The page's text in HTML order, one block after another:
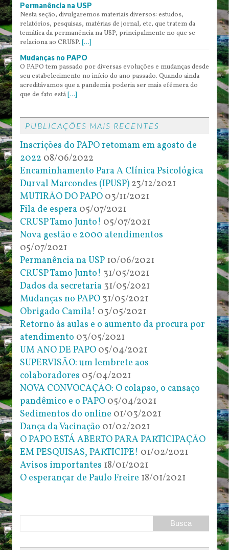
Permanência na USP
Nesta seção, divulgaremos materiais diversos: estudos,
relatórios, pesquisas, matérias de jornal, etc, que tratem da
temática da permanência na USP, principalmente no que se
relaciona ao CRUSP. [...]
Mudanças no PAPO
O PAPO tem passado por diversas evoluções e mudanças desde
seu estabelecimento no início do ano passado. Quando ainda
acreditávamos que a pandemia poderia ser mais efêmera do
que de fato está[...]
PUBLICAÇÕES MAIS RECENTES
Inscrições do PAPO retomam em agosto de
2022 08/06/2022
Encaminhamento Para A Clínica Psicológica
Durval Marcondes (IPUSP) 23/12/2021
MUTIRÃO DO PAPO 03/11/2021
Fila de espera 05/07/2021
CRUSP Tamo Junto! 05/07/2021
Nova gestão e 2000 atendimentos
05/07/2021
Permanência na USP 10/06/2021
CRUSP Tamo Junto! 31/05/2021
Dados da secretaria 31/05/2021
Mudanças no PAPO 31/05/2021
Obrigado Camila! 03/05/2021
Retorno às aulas e o aumento da procura por
atendimento 03/05/2021
UM ANO DE PAPO 05/04/2021
SUPERVISÃO: um lembrete aos
colaboradores 05/04/2021
NOVA CONVOCAÇÃO: O colapso, o cansaço
pandêmico e o PAPO 05/04/2021
Sedimentos do online 01/03/2021
Dança da Vacinação 01/02/2021
O PAPO ESTÁ ABERTO PARA PARTICIPAÇÃO
EM PESQUISAS, PARTICIPE! 01/02/2021
Avisos importantes 18/01/2021
O esperançar de Paulo Freire 18/01/2021